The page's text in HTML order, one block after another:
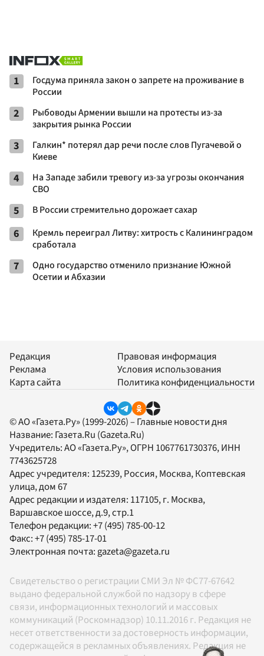
1
Госдума приняла закон о запрете на проживание в
России
2
Рыбоводы Армении вышли на протесты из-за
закрытия рынка России
3
Галкин* потерял дар речи после слов Пугачевой о
Киеве
4
На Западе забили тревогу из-за угрозы окончания
СВО
5 В России стремительно дорожает сахар
6
Кремль переиграл Литву: хитрость с Калининградом
сработала
7
Одно государство отменило признание Южной
Осетии и Абхазии
Редакция
Реклама
Карта сайта
Правовая информация
Условия использования
Политика конфиденциальности
© АО «Газета.Ру» (1999-2026) – Главные новости дня
Название: Газета.Ru (Gazeta.Ru)
Учредитель:АО «Газета.Ру», ОГРН 1067761730376, ИНН
7743625728
Адрес учредителя: 125239, Россия, Москва, Коптевская
улица, дом 67
Адрес редакции и издателя: 117105, г. Москва,
Варшавское шоссе, д.9, стр.1
Телефон редакции:+7 (495) 785-00-12
Факс:+7 (495) 785-17-01
Электронная почта: gazeta@gazeta.ru
Свидетельство о регистрации СМИ Эл № ФС77-67642
выдано федеральной службой по надзору в сфере
связи, информационных технологий и массовых
коммуникаций (Роскомнадзор) 10.11.2016 г. Редакция не
несет ответственности за достоверность информации,
содержащейся в рекламных объявлениях. Редакция не